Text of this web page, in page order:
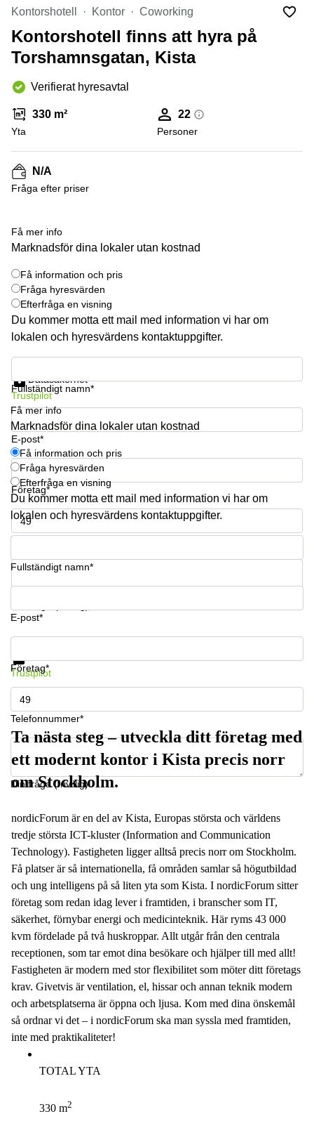
Virtuellt
Sollentuna
Vasastan
Östermalm
Kontor
Malmö
Huddinge
Lediga
lokaler
Hisingen
lokaler
Hägersten
Kontorshotell Kontor Coworking
Kontorshotell finns att hyra på
Torshamnsgatan, Kista
Verifierat hyresavtal
330 m²
Yta
22
Personer
N/A
Fråga efter priser
Få mer info
Marknadsför dina lokaler utan kostnad
Få information och pris
Fråga hyresvärden
Efterfråga en visning
Du kommer motta ett mail med information vi har om
lokalen och hyresvärdens kontaktuppgifter.
Fullständigt namn*
E-post*
Företag*
Telefonnummer*
Datasäkerhet
Trustpilot
Få mer info
Marknadsför dina lokaler utan kostnad
Få information och pris
Fråga hyresvärden
Efterfråga en visning
Du kommer motta ett mail med information vi har om
lokalen och hyresvärdens kontaktuppgifter.
Fullständigt namn*
E-post*
Företag*
Telefonnummer*
Din fråga (frivillig)
Få information och pris
Trustpilot
Ta nästa steg – utveckla ditt företag med
ett modernt kontor i Kista precis norr
om Stockholm.
nordicForum är en del av Kista, Europas största och världens
tredje största ICT-kluster (Information and Communication
Technology). Fastigheten ligger alltså precis norr om Stockholm.
Få platser är så internationella, få områden samlar så högutbildad
och ung intelligens på så liten yta som Kista. I nordicForum sitter
företag som redan idag lever i framtiden, i branscher som IT,
säkerhet, förnybar energi och medicinteknik. Här ryms 43 000
kvm fördelade på två huskroppar. Allt utgår från den centrala
receptionen, som tar emot dina besökare och hjälper till med allt!
Fastigheten är modern med stor flexibilitet som möter ditt företags
krav. Givetvis är ventilation, el, hissar och annan teknik modern
och arbetsplatserna är öppna och ljusa. Kom med dina önskemål
så ordnar vi det – i nordicForum ska man syssla med framtiden,
inte med praktikaliteter!
TOTAL YTA
330 m2